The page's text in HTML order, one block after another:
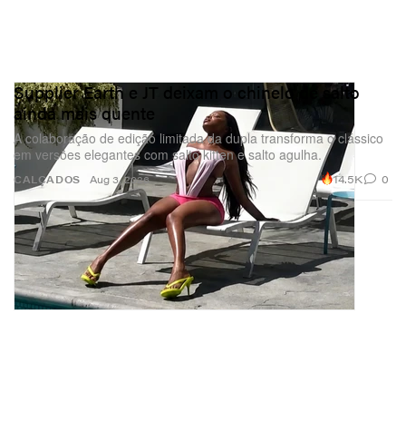
CALÇADOS
Supplier Earth e JT deixam o chinelo de salto
ainda mais quente
A colaboração de edição limitada da dupla transforma o clássico
em versões elegantes com salto kitten e salto agulha.
Aug 3, 2026 14.5K 0